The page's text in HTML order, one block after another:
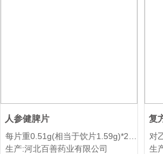
人参健脾片
生产:河北百善药业有限公司
复
生